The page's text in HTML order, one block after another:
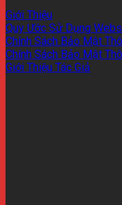
Giới Thiệu
Quy Ước Sử Dụng
Chính Sách Bảo Mật
Chính Sách Bảo Mật
Giới Thiệu Tác Giả